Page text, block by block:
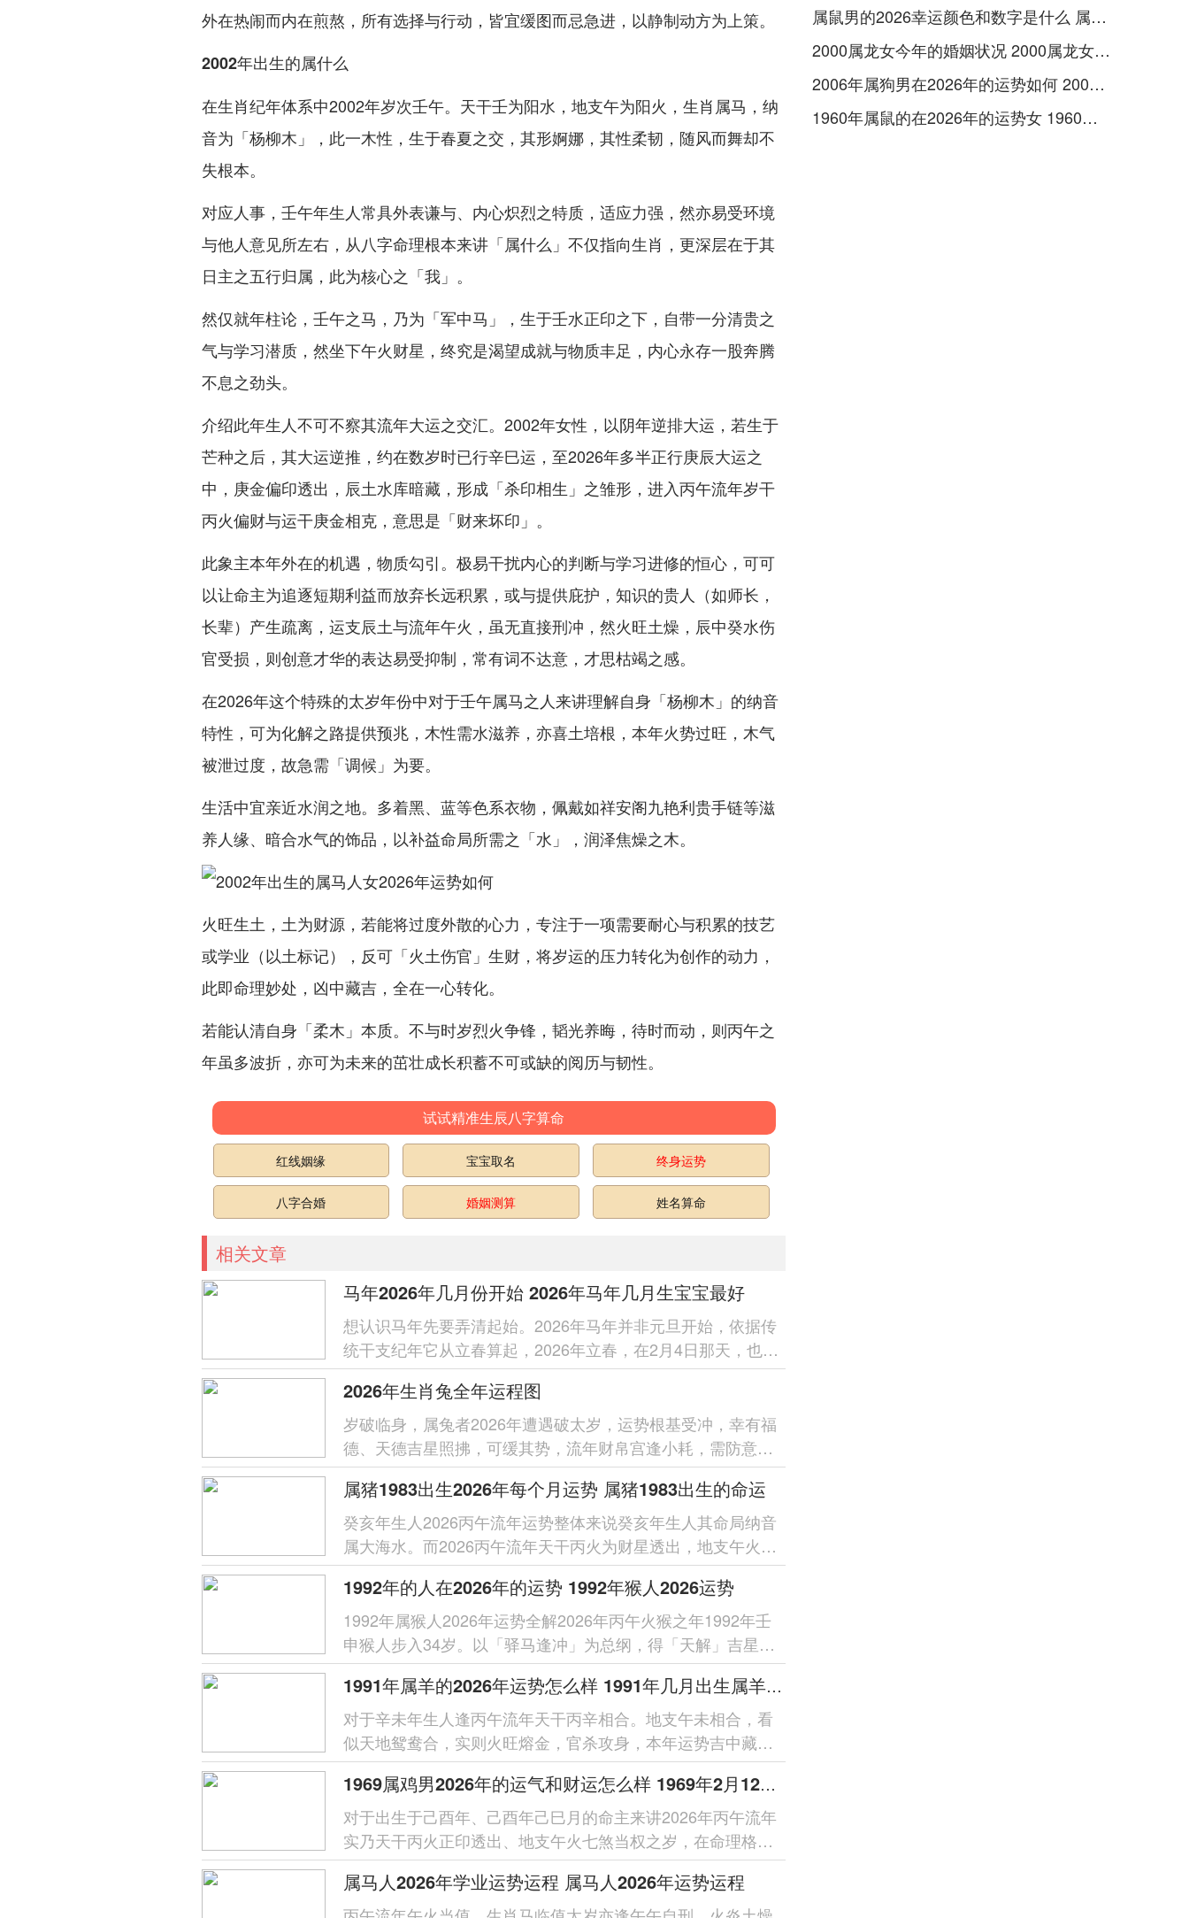
外在热闹而内在煎熬，所有选择与行动，皆宜缓图而忌急进，以静制动方为上策。
2002年出生的属什么
在生肖纪年体系中2002年岁次壬午。天干壬为阳水，地支午为阳火，生肖属马，纳
音为「杨柳木」，此一木性，生于春夏之交，其形婀娜，其性柔韧，随风而舞却不
失根本。
对应人事，壬午年生人常具外表谦与、内心炽烈之特质，适应力强，然亦易受环境
与他人意见所左右，从八字命理根本来讲「属什么」不仅指向生肖，更深层在于其
日主之五行归属，此为核心之「我」。
然仅就年柱论，壬午之马，乃为「军中马」，生于壬水正印之下，自带一分清贵之
气与学习潜质，然坐下午火财星，终究是渴望成就与物质丰足，内心永存一股奔腾
不息之劲头。
介绍此年生人不可不察其流年大运之交汇。2002年女性，以阴年逆排大运，若生于
芒种之后，其大运逆推，约在数岁时已行辛巳运，至2026年多半正行庚辰大运之
中，庚金偏印透出，辰土水库暗藏，形成「杀印相生」之雏形，进入丙午流年岁干
丙火偏财与运干庚金相克，意思是「财来坏印」。
此象主本年外在的机遇，物质勾引。极易干扰内心的判断与学习进修的恒心，可可
以让命主为追逐短期利益而放弃长远积累，或与提供庇护，知识的贵人（如师长，
长辈）产生疏离，运支辰土与流年午火，虽无直接刑冲，然火旺土燥，辰中癸水伤
官受损，则创意才华的表达易受抑制，常有词不达意，才思枯竭之感。
在2026年这个特殊的太岁年份中对于壬午属马之人来讲理解自身「杨柳木」的纳音
特性，可为化解之路提供预兆，木性需水滋养，亦喜土培根，本年火势过旺，木气
被泄过度，故急需「调候」为要。
生活中宜亲近水润之地。多着黑、蓝等色系衣物，佩戴如祥安阁九艳利贵手链等滋
养人缘、暗合水气的饰品，以补益命局所需之「水」，润泽焦燥之木。
火旺生土，土为财源，若能将过度外散的心力，专注于一项需要耐心与积累的技艺
或学业（以土标记），反可「火土伤官」生财，将岁运的压力转化为创作的动力，
此即命理妙处，凶中藏吉，全在一心转化。
若能认清自身「柔木」本质。不与时岁烈火争锋，韬光养晦，待时而动，则丙午之
年虽多波折，亦可为未来的茁壮成长积蓄不可或缺的阅历与韧性。
试试精准生辰八字算命
红线姻缘 宝宝取名 终身运势
八字合婚 婚姻测算 姓名算命
相关文章
马年2026年几月份开始 2026年马年几月生宝宝最好
想认识马年先要弄清起始。2026年马年并非元旦开始，依据传
统干支纪年它从立春算起，2026年立春，在2月4日那天，也就
是说马年自2月4日启程，将这个概念...
2026年生肖兔全年运程图
岁破临身，属兔者2026年遭遇破太岁，运势根基受冲，幸有福
德、天德吉星照拂，可缓其势，流年财帛宫逢小耗，需防意外
损财；夫妻宫显寡宿，感情易生孤寂，然将星...
属猪1983出生2026年每个月运势 属猪1983出生的命运
癸亥年生人2026丙午流年运势整体来说癸亥年生人其命局纳音
属大海水。而2026丙午流年天干丙火为财星透出，地支午火为
旺财之地，水火既济之象暗藏...
1992年的人在2026年的运势 1992年猴人2026运势
1992年属猴人2026年运势全解2026年丙午火猴之年1992年壬
申猴人步入34岁。以「驿马逢冲」为总纲，得「天解」吉星入
命，主奔波变动中见机运；然「白...
1991年属羊的2026年运势怎么样 1991年几月出生属羊人命最好
对于辛未年生人逢丙午流年天干丙辛相合。地支午未相合，看
似天地鸳鸯合，实则火旺熔金，官杀攻身，本年运势吉中藏
凶，凶中隐吉，全在五行平衡与调候得失...
1969属鸡男2026年的运气和财运怎么样 1969年2月12日属鸡男运程
对于出生于己酉年、己酉年己巳月的命主来讲2026年丙午流年
实乃天干丙火正印透出、地支午火七煞当权之岁，在命理格局
中此年构成「官印相生」之...
属马人2026年学业运势运程 属马人2026年运势运程
属鼠男的2026幸运颜色和数字是什么 属鼠男的2026年10月4号结婚可以吗
2000属龙女今年的婚姻状况 2000属龙女孩会有几段婚姻
2006年属狗男在2026年的运势如何 2006年属狗男的学业运
1960年属鼠的在2026年的运势女 1960年属鼠的是什么命金木水火土